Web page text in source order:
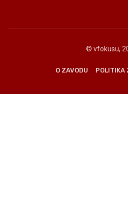
© vfokusu,
O ZAVODU POLITIKA